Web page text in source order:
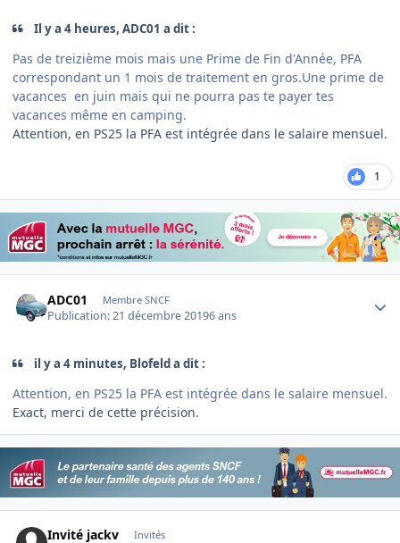
Il y a 4 heures, ADC01 a dit :
Pas de treizième mois mais une Prime de Fin d'Année, PFA
correspondant un 1 mois de traitement en gros.Une prime de
vacances en juin mais qui ne pourra pas te payer tes
vacances même en camping.
Attention, en PS25 la PFA est intégrée dans le salaire mensuel.
1
ADC01 Membre SNCF
Publication:21 décembre 20196 ans
il y a 4 minutes, Blofeld a dit :
Attention, en PS25 la PFA est intégrée dans le salaire mensuel.
Exact, merci de cette précision.
Invité jackv Invités